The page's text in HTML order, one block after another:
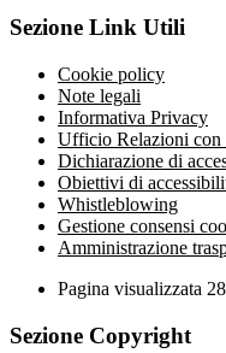
Sezione Link Utili
Cookie policy
Note legali
Informativa Privacy
Ufficio Relazioni con
Dichiarazione di
Obiettivi di
Whistleblowing
Gestione consensi
Amministrazione
Pagina visualizzata
Sezione Copyright